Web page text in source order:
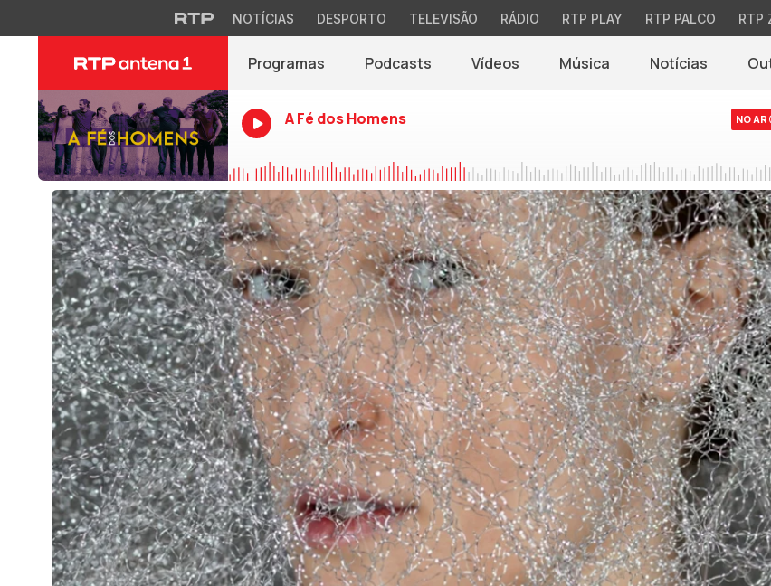
NOTÍCIAS DESPORTO TELEVISÃO RÁDIO RTP PLAY RTP PALCO RTP
Programas Podcasts Vídeos Música Notícias(abre em
A Fé dos Homens NO AR